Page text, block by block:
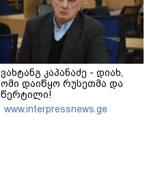
ვახტანგ კაპანაძე - დიახ,
ომი დაიწყო რუსეთმა და
წერტილი!
www.interpressnews.ge